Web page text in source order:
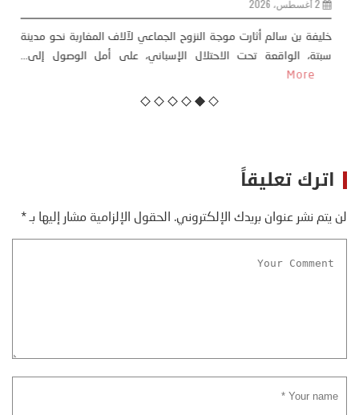
23 يوليو، 2026
كتب: منذر بالضيافي بدأت قصتي مع التغييرات المناخية ” المتطرفة”،
منذ نهاية ثمانينات القرن الماضي، حين أطردنا ...
اترك تعليقاً
لن يتم نشر عنوان بريدك الإلكتروني. الحقول الإلزامية مشار إليها بـ*